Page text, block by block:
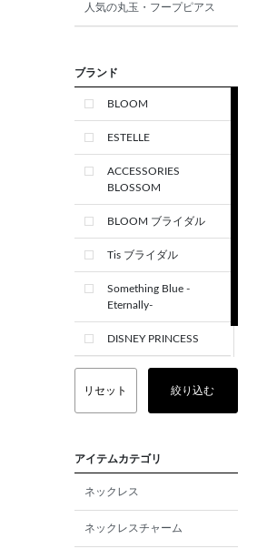
人気の丸玉・フープピアス
ブランド
BLOOM
ESTELLE
ACCESSORIES
BLOSSOM
BLOOM ブライダル
Tis ブライダル
Something Blue -
Eternally-
DISNEY PRINCESS
CREST+
リセット
絞り込む
アイテムカテゴリ
ネックレス
ネックレスチャーム